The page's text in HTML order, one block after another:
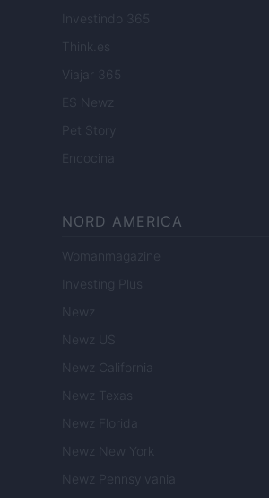
Investindo 365
Think.es
Viajar 365
ES Newz
Pet Story
Encocina
NORD AMERICA
Womanmagazine
Investing Plus
Newz
Newz US
Newz California
Newz Texas
Newz Florida
Newz New York
Newz Pennsylvania